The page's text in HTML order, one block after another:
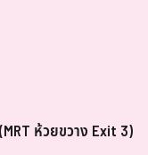
ห้วยขวาง Exit 3)